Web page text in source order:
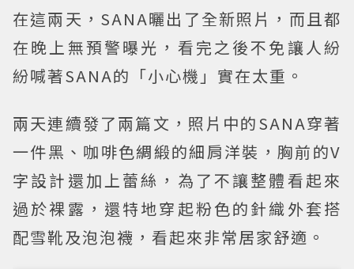
在這兩天，SANA曬出了全新照片，而且都
在晚上無預警曝光，看完之後不免讓人紛
紛喊著SANA的「小心機」實在太重。
兩天連續發了兩篇文，照片中的SANA穿著
一件黑、咖啡色綢緞的細肩洋裝，胸前的V
字設計還加上蕾絲，為了不讓整體看起來
過於裸露，還特地穿起粉色的針織外套搭
配雪靴及泡泡襪，看起來非常居家舒適。